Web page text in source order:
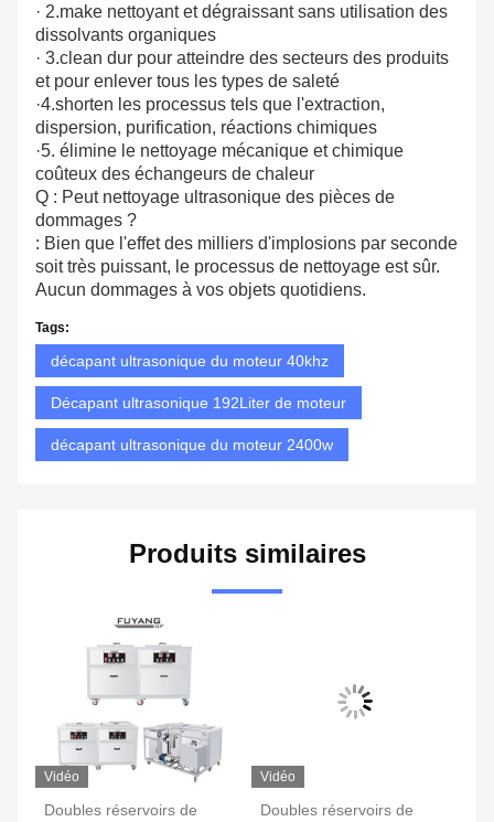
· 2.make nettoyant et dégraissant sans utilisation des
dissolvants organiques
· 3.clean dur pour atteindre des secteurs des produits
et pour enlever tous les types de saleté
·4.shorten les processus tels que l'extraction,
dispersion, purification, réactions chimiques
·5. élimine le nettoyage mécanique et chimique
coûteux des échangeurs de chaleur
Q : Peut nettoyage ultrasonique des pièces de
dommages ?
: Bien que l'effet des milliers d'implosions par seconde
soit très puissant, le processus de nettoyage est sûr.
Aucun dommages à vos objets quotidiens.
Tags:
décapant ultrasonique du moteur 40khz
Décapant ultrasonique 192Liter de moteur
décapant ultrasonique du moteur 2400w
Produits similaires
Vidéo
Doubles réservoirs de
Vidéo
Doubles réservoirs de